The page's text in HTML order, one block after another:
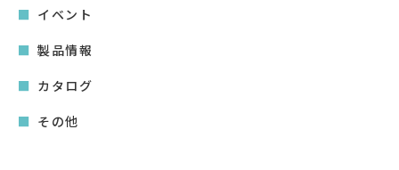
イベント
製品情報
カタログ
その他